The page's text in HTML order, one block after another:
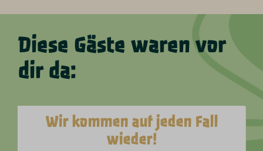
Diese Gäste waren vor
dir da:
Wir kommen auf jeden Fall
wieder!